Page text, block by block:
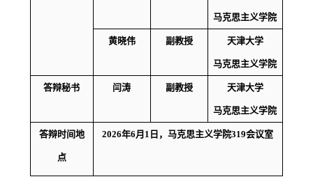
马克思主义学院
黄晓伟 副教授 天津大学
马克思主义学院
答辩秘书 闫涛 副教授 天津大学
马克思主义学院
答辩时间地
点
2026年6 月 1 日，马克思主义学院319会议室